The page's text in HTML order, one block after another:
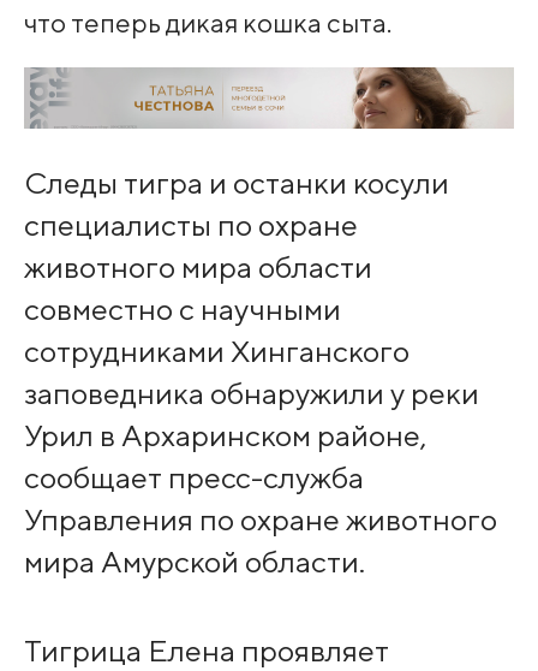
что теперь дикая кошка сыта.
Следы тигра и останки косули
специалисты по охране
животного мира области
совместно с научными
сотрудниками Хинганского
заповедника обнаружили у реки
Урил в Архаринском районе,
сообщает пресс-служба
Управления по охране животного
мира Амурской области.
Тигрица Елена проявляет